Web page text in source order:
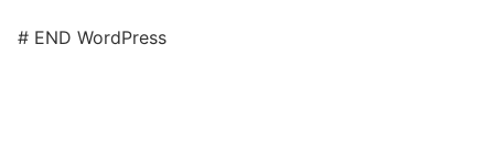
# END WordPress